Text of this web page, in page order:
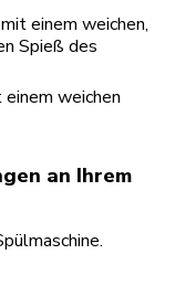
einem weichen,
Spieß des
weichen
an Ihrem